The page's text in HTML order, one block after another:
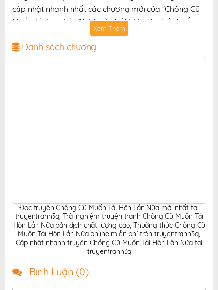
cập nhật nhanh nhất các chương mới của "Chồng Cũ
Muốn Tái Hôn Lần Nữa" với chất lượng hình ảnh sắc
nét, bản dịch chuẩn và giao diện thân thiện, mang đến
trải nghiệm đọc truyện hấp dẫn, tiện lợi, hoàn toàn
miễn phí cho độc giả yêu thích truyện tranh online.
Xem Thêm
Danh sách chương
Đọc truyện Chồng Cũ Muốn Tái Hôn Lần Nữa mới nhất tại
truyentranh3q, Trải nghiệm truyện tranh Chồng Cũ Muốn Tái
Hôn Lần Nữa bản dịch chất lượng cao, Thưởng thức Chồng Cũ
Muốn Tái Hôn Lần Nữa online miễn phí trên truyentranh3q,
Cập nhật nhanh truyện Chồng Cũ Muốn Tái Hôn Lần Nữa tại
truyentranh3q
Bình Luận (0)